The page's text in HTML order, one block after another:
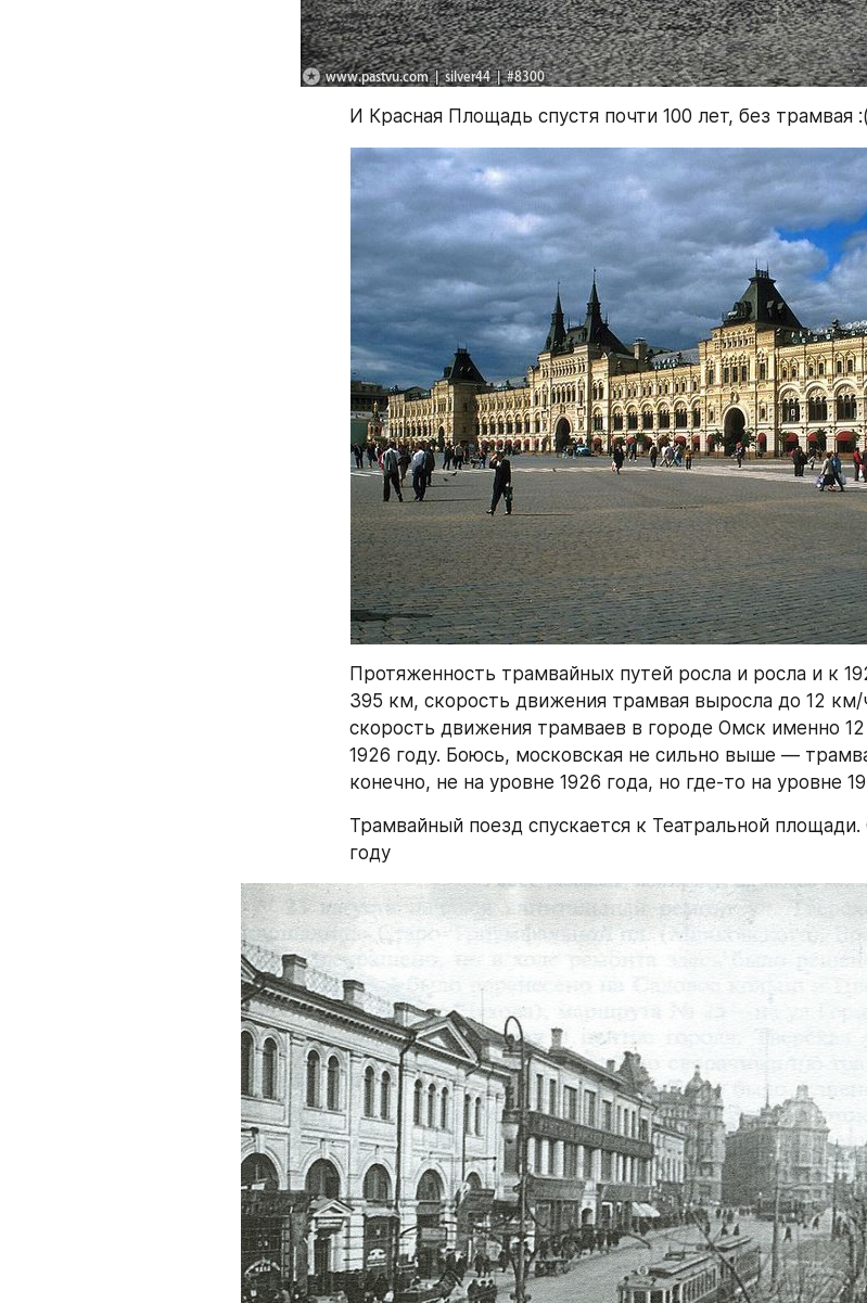
И Красная Площадь спустя почти 100 лет, без трамвая :(
Протяженность трамвайных путей росла и росла и к
395 км, скорость движения трамвая выросла до 12 км/
скорость движения трамваев в городе Омск именно
1926 году. Боюсь, московская не сильно выше —
конечно, не на уровне 1926 года, но где-то на уровне
Трамвайный поезд спускается к Театральной
году